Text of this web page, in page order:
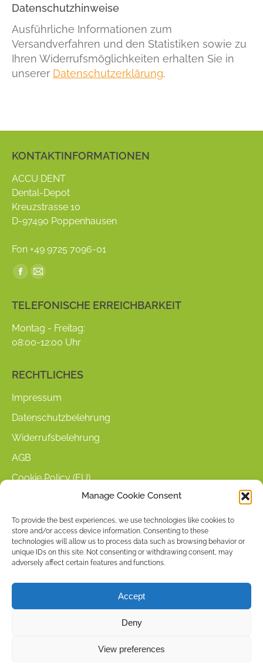
Manage Cookie Consent
To provide the best experiences, we use technologies like cookies to
store and/or access device information. Consenting to these
technologies will allow us to process data such as browsing behavior or
unique IDs on this site. Not consenting or withdrawing consent, may
adversely affect certain features and functions.
Accept
Deny
View preferences
Datenschutzhinweise
Ausführliche Informationen zum
Versandverfahren und den Statistiken sowie zu
Ihren Widerrufsmöglichkeiten erhalten Sie in
unserer Datenschutzerklärung.
KONTAKTINFORMATIONEN
ACCU DENT
Dental-Depot
Kreuzstrasse 10
D-97490 Poppenhausen
Fon +49 9725 7096-01
Find us on:
Facebook
opens
in
new
Mail
opens
in
new
TELEFONISCHE ERREICHBARKEIT
Montag - Freitag:
08:00-12:00 Uhr
RECHTLICHES
Impressum
Datenschutzbelehrung
Widerrufsbelehrung
AGB
Cookie Policy (EU)
Mein Konto
Warenkorb
Zahlungsarten